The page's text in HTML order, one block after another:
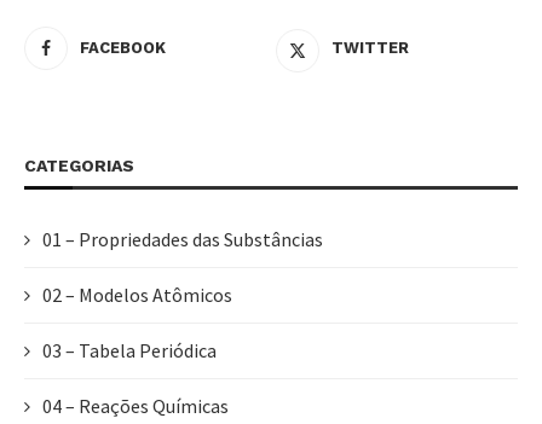
FACEBOOK TWITTER
CATEGORIAS
01 – Propriedades das Substâncias
02 – Modelos Atômicos
03 – Tabela Periódica
04 – Reações Químicas